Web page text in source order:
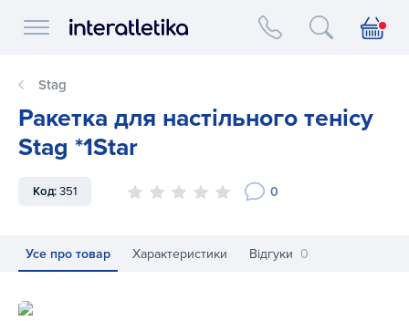
Interatletika logo
Stag
Ракетка для настільного тенісу
Stag *1Star
Код:351 0
Усе про товар Характеристики Відгуки 0
Ракетка для настільного тенісу Stag *1Star